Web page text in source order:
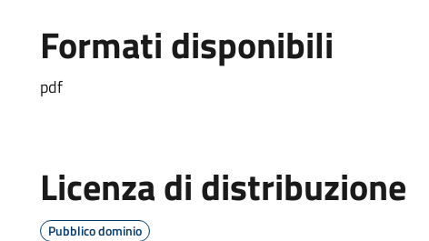
Formati disponibili
pdf
Licenza di distribuzione
Pubblico dominio